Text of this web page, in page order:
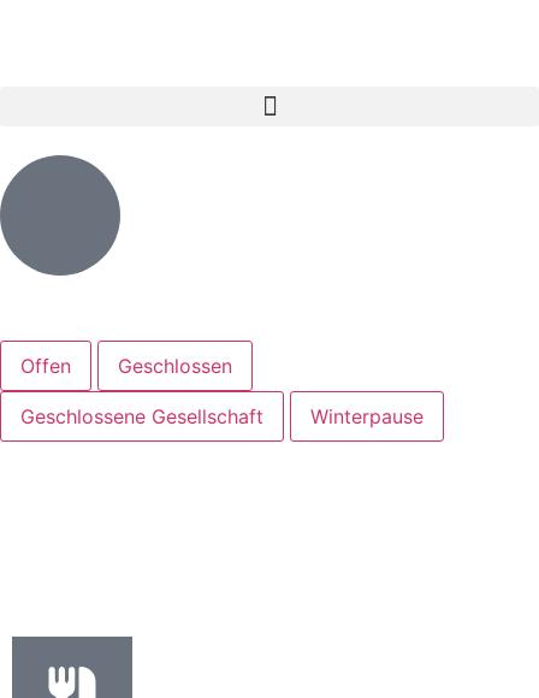
Offen Geschlossen
Geschlossene Gesellschaft Winterpause